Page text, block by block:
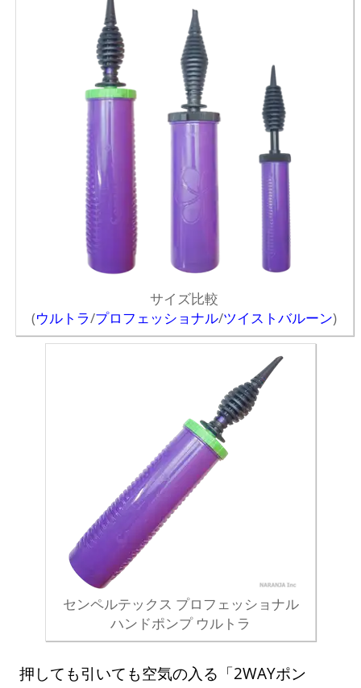
サイズ比較
(ウルトラ/プロフェッショナル/ツイストバルーン)
センペルテックス プロフェッショナル
ハンドポンプ ウルトラ
押しても引いても空気の入る「2WAYポン